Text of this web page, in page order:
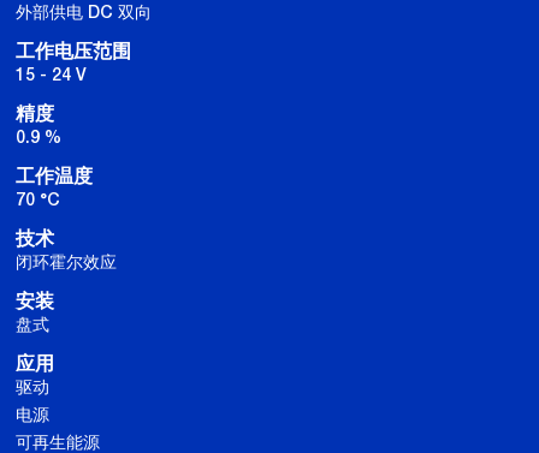
外部供电 DC 双向
工作电压范围
15 - 24 V
精度
0.9 %
工作温度
70 °C
技术
闭环霍尔效应
安装
盘式
应用
驱动
电源
可再生能源